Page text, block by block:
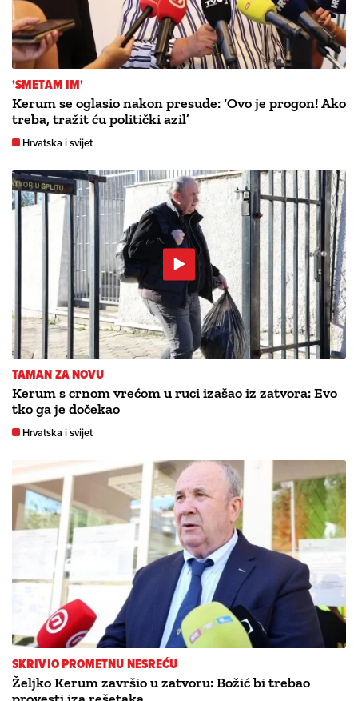
'SMETAM IM'
Kerum se oglasio nakon presude: ‘Ovo je progon! Ako
treba, tražit ću politički azil’
Hrvatska i svijet
TAMAN ZA NOVU
Kerum s crnom vrećom u ruci izašao iz zatvora: Evo
tko ga je dočekao
Hrvatska i svijet
SKRIVIO PROMETNU NESREĆU
Željko Kerum završio u zatvoru: Božić bi trebao